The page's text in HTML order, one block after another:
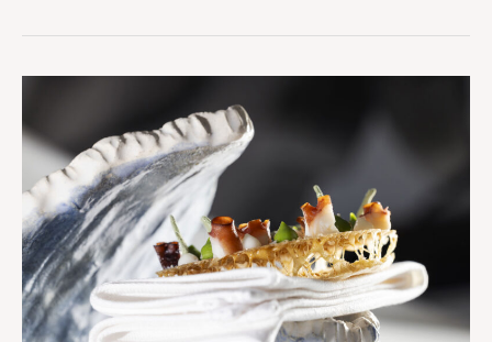
Suárez
cruzan
islas
y
memoria
en
El